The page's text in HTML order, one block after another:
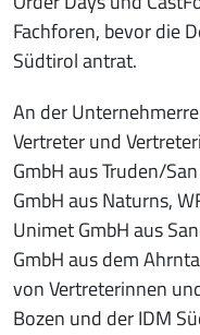
Fachforen, bevor die
Südtirol antrat.
An der
Vertreter und
GmbH aus Truden/
GmbH aus Naturns,
Unimet GmbH aus
GmbH aus dem
von Vertreterinnen
Bozen und der IDM